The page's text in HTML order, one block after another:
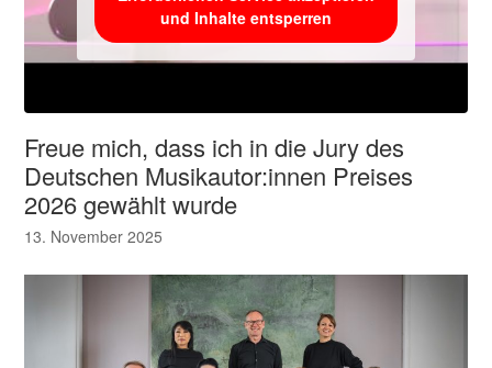
und Inhalte entsperren
Freue mich, dass ich in die Jury des
Deutschen Musikautor:innen Preises
2026 gewählt wurde
13. November 2025